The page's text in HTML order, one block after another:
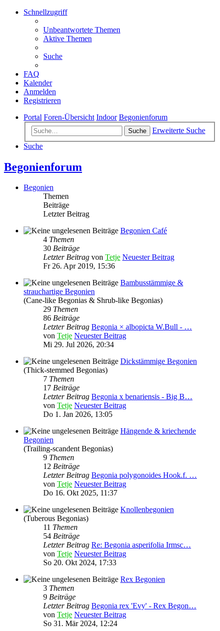
Schnellzugriff
Unbeantwortete Themen
Aktive Themen
Suche
FAQ
Kalender
Anmelden
Registrieren
Portal Foren-Übersicht Indoor Begonienforum
Suche
Erweiterte Suche
Suche
Begonienforum
Begonien
Themen
Beiträge
Letzter Beitrag
Begonien Café
4 Themen
30 Beiträge
Letzter Beitrag von Tetje Neuester Beitrag
Fr 26. Apr 2019, 15:36
Bambusstämmige &
strauchartige Begonien
(Cane-like Begonias & Shrub-like Begonias)
29 Themen
86 Beiträge
Letzter Beitrag Begonia × albopicta W.Bull - …
von Tetje Neuester Beitrag
Mi 29. Jul 2026, 20:34
Dickstämmige Begonien
(Thick-stemmed Begonias)
7 Themen
17 Beiträge
Letzter Beitrag Begonia x benariensis - Big B…
von Tetje Neuester Beitrag
Do 1. Jan 2026, 13:05
Hängende & kriechende
Begonien
(Trailing-scandent Begonias)
9 Themen
12 Beiträge
Letzter Beitrag Begonia polygonoides Hook.f. …
von Tetje Neuester Beitrag
Do 16. Okt 2025, 11:37
Knollenbegonien
(Tuberous Begonias)
11 Themen
54 Beiträge
Letzter Beitrag Re: Begonia asperifolia Irmsc…
von Tetje Neuester Beitrag
So 20. Okt 2024, 17:33
Rex Begonien
3 Themen
9 Beiträge
Letzter Beitrag Begonia rex 'Evy' - Rex Begon…
von Tetje Neuester Beitrag
So 31. Mär 2024, 12:24